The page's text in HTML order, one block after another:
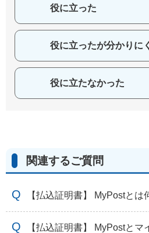
役に立った
役に立ったが分かりに
役に立たなかった
関連するご質問
【払込証明書】 MyPostとは
【払込証明書】 MyPostと